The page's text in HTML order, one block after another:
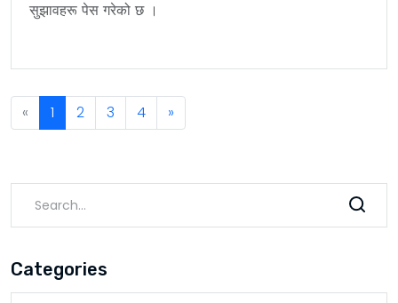
सुझावहरू पेस गरेको छ ।
« Previous
1 2 3 4 »
Categories